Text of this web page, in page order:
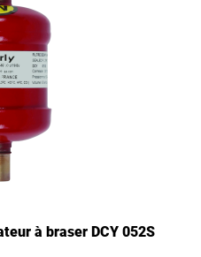
à braser DCY 052S